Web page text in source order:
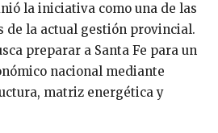
la iniciativa como una de las
de la actual gestión provincial.
preparar a Santa Fe para un
nacional mediante
matriz energética y